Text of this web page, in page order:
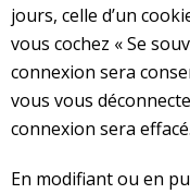
jours, celle d’un
vous cochez « Se
connexion sera
vous vous
connexion sera effacé.
En modifiant ou en